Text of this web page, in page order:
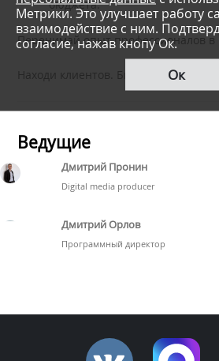
бюджета.
Перенимай опыт профессионалов
Находи клиентов. Быстрее!
Ведущие
Дмитрий Пронин
Digital media producer
Дмитрий Орлов
Программный директор
Метрики. Это улучшает работу
взаимодействие с ним.
согласие, нажав кнопу Ок.
Ок